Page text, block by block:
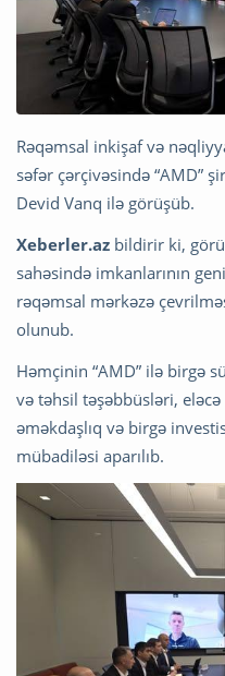
Rəqəmsal inkişaf və
səfər çərçivəsində “AMD”
Devid Vanq ilə görüşüb.
Xeberler.az bildirir ki,
sahəsində imkanlarının
rəqəmsal mərkəzə
olunub.
Həmçinin “AMD” ilə birgə
və təhsil təşəbbüsləri,
əməkdaşlıq və birgə
mübadiləsi aparılıb.